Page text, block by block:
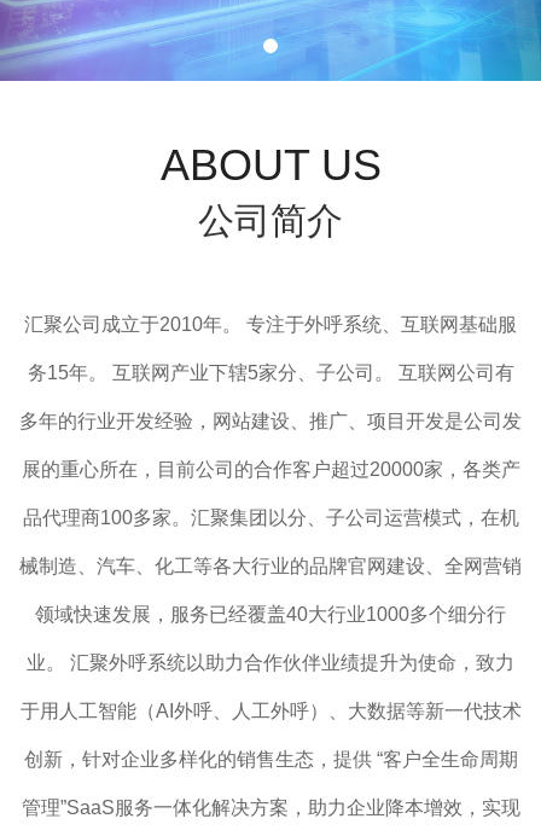
ABOUT US
公司简介
汇聚公司成立于2010年。 专注于外呼系统、互联网基础服
务15年。 互联网产业下辖5家分、子公司。 互联网公司有
多年的行业开发经验，网站建设、推广、项目开发是公司发
展的重心所在，目前公司的合作客户超过20000家，各类产
品代理商100多家。汇聚集团以分、子公司运营模式，在机
械制造、汽车、化工等各大行业的品牌官网建设、全网营销
领域快速发展，服务已经覆盖40大行业1000多个细分行
业。 汇聚外呼系统以助力合作伙伴业绩提升为使命，致力
于用人工智能（AI外呼、人工外呼）、大数据等新一代技术
创新，针对企业多样化的销售生态，提供 “客户全生命周期
管理”SaaS服务一体化解决方案，助力企业降本增效，实现